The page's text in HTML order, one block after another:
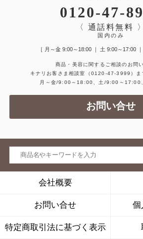
0120-47-
〈 通話料無料 〉
国内のみ
［ 月～金 9:00～18:00 ｜ 土 9:00～17:00
商品・美容に関するご相談のお問
キナリお客さま相談室
（0120-47-3999）
ま
月～金/9:00～18:00、土/9:00～17:00
お問い合せ
会社概要
お問い合せ 個
特定商取引法に基づく表示